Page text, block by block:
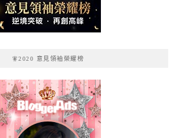
🧚2020 意見領袖榮耀榜